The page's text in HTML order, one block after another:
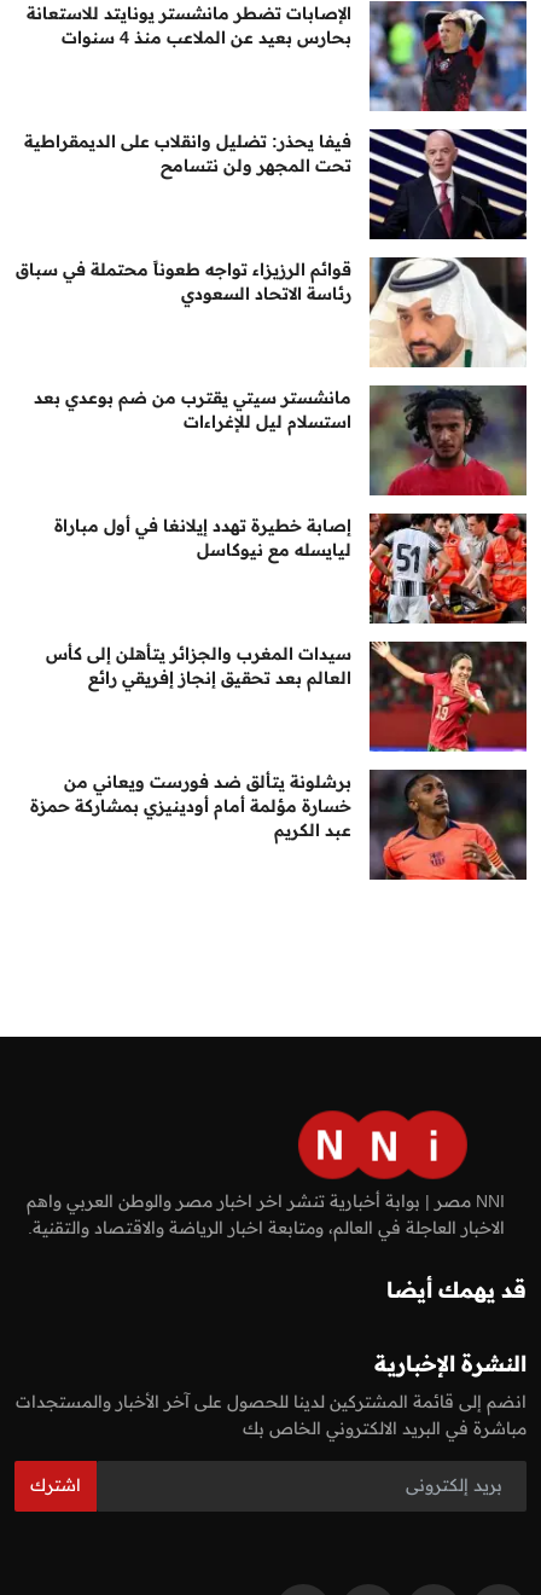
الإصابات تضطر مانشستر يونايتد للاستعانة
بحارس بعيد عن الملاعب منذ 4 سنوات
فيفا يحذر: تضليل وانقلاب على الديمقراطية
تحت المجهر ولن نتسامح
قوائم الرزيزاء تواجه طعوناً محتملة في سباق
رئاسة الاتحاد السعودي
مانشستر سيتي يقترب من ضم بوعدي بعد
استسلام ليل للإغراءات
إصابة خطيرة تهدد إيلانغا في أول مباراة
ليايسله مع نيوكاسل
سيدات المغرب والجزائر يتأهلن إلى كأس
العالم بعد تحقيق إنجاز إفريقي رائع
برشلونة يتألق ضد فورست ويعاني من
خسارة مؤلمة أمام أودينيزي بمشاركة حمزة
عبد الكريم
NNI مصر | بوابة أخبارية تنشر اخر اخبار مصر والوطن العربي واهم
الاخبار العاجلة في العالم، ومتابعة اخبار الرياضة والاقتصاد والتقنية.
قد يهمك أيضا
النشرة الإخبارية
انضم إلى قائمة المشتركين لدينا للحصول على آخر الأخبار والمستجدات
مباشرة في البريد الالكتروني الخاص بك
اشترك